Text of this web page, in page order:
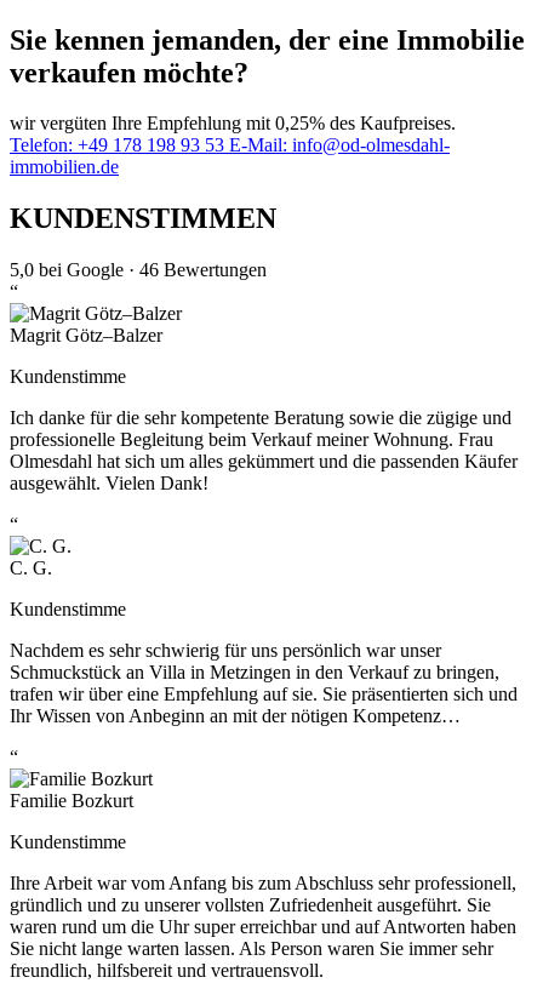
Sie kennen jemanden, der eine Immobilie
verkaufen möchte?
wirvergüten Ihre Empfehlung mit0,25% des Kaufpreises.
Telefon: +49 178 198 93 53 E-Mail: info@od-olmesdahl-
immobilien.de
KUNDENSTIMMEN
5,0 bei Google · 46 Bewertungen
“
Magrit Götz–Balzer
Kundenstimme
Ich danke für die sehr kompetente Beratung sowie die zügige und
professionelle Begleitung beim Verkauf meiner Wohnung. Frau
Olmesdahl hat sich um alles gekümmert und die passenden Käufer
ausgewählt. Vielen Dank!
“
C. G.
Kundenstimme
Nachdem es sehr schwierig für uns persönlich war unser
Schmuckstück an Villa in Metzingen in den Verkauf zu bringen,
trafen wir über eine Empfehlung auf sie. Sie präsentierten sich und
Ihr Wissen von Anbeginn an mit der nötigen Kompetenz…
“
Familie Bozkurt
Kundenstimme
Ihre Arbeit war vom Anfang bis zum Abschluss sehr professionell,
gründlich und zu unserer vollsten Zufriedenheit ausgeführt. Sie
waren rund um die Uhr super erreichbar und auf Antworten haben
Sie nicht lange warten lassen. Als Person waren Sie immer sehr
freundlich, hilfsbereit und vertrauensvoll.